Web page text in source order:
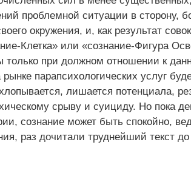
проблемной ситуации в сторону,
окружения, и, как результат
Клетка» или «сознание-Фигура
только при должном отношении к
парапсихологических услуг
лишается потенциала,
срыву и суициду. Но пока
сознание может быть спокойно,
раз дочитали труднейший текст до